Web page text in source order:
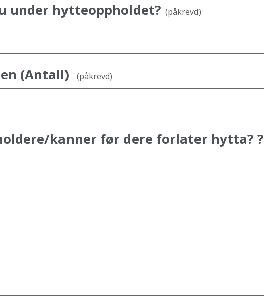
under hytteoppholdet? (påkrevd)
(Antall) (påkrevd)
kanner før dere forlater hytta? ?